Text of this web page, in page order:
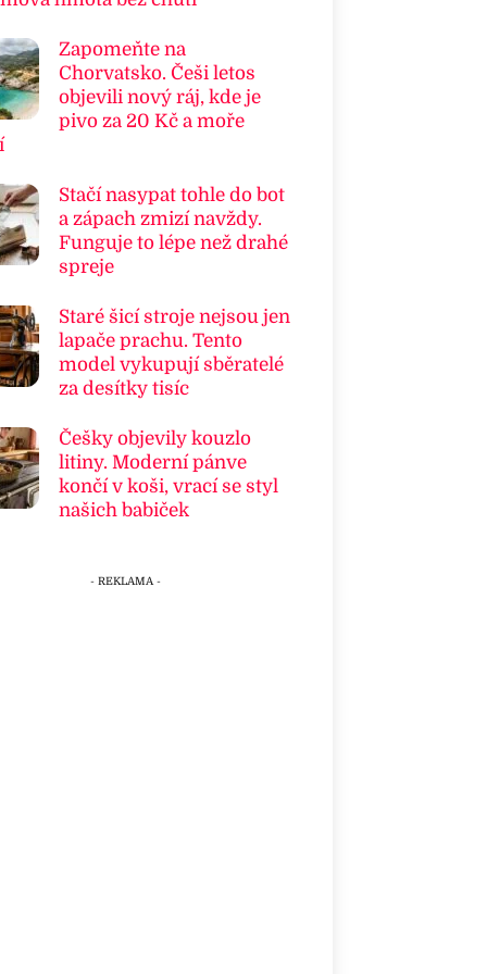
Zapomeňte na
Chorvatsko. Češi letos
objevili nový ráj, kde je
pivo za 20 Kč a moře
Stačí nasypat tohle do bot
a zápach zmizí navždy.
Funguje to lépe než drahé
spreje
Staré šicí stroje nejsou jen
lapače prachu. Tento
model vykupují sběratelé
za desítky tisíc
Češky objevily kouzlo
litiny. Moderní pánve
končí v koši, vrací se styl
našich babiček